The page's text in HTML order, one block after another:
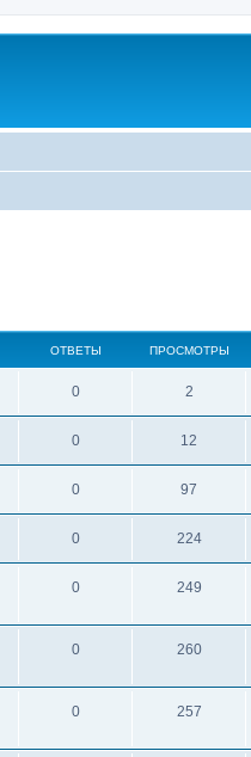
ОТВЕТЫ ПРОСМОТРЫ
0 2
0 12
0 97
0 224
0 249
0 260
0 257